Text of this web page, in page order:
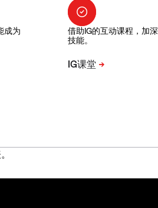
成为
借助IG的互动课程，加
技能。